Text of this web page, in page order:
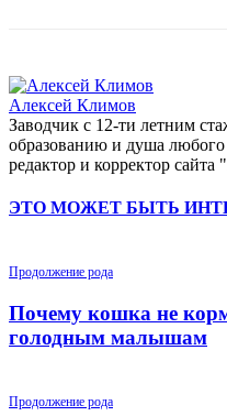
Алексей Климов
Заводчик c 12-ти летним
образованию и душа
редактор и корректор
ЭТО МОЖЕТ БЫТЬ
Продолжение рода
Почему кошка не
голодным малышам
Продолжение рода